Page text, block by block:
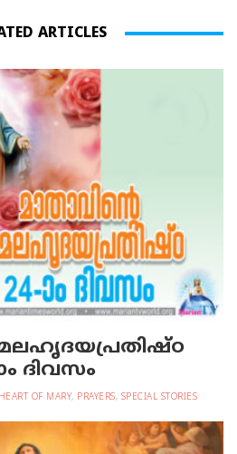
ARTICLES
ദിവസം
OF MARY, PRAYERS, SPECIAL STORIES